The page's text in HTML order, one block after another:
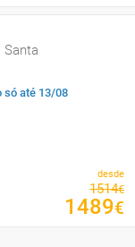
Santa
só até 13/08
desde
1514€
1489€